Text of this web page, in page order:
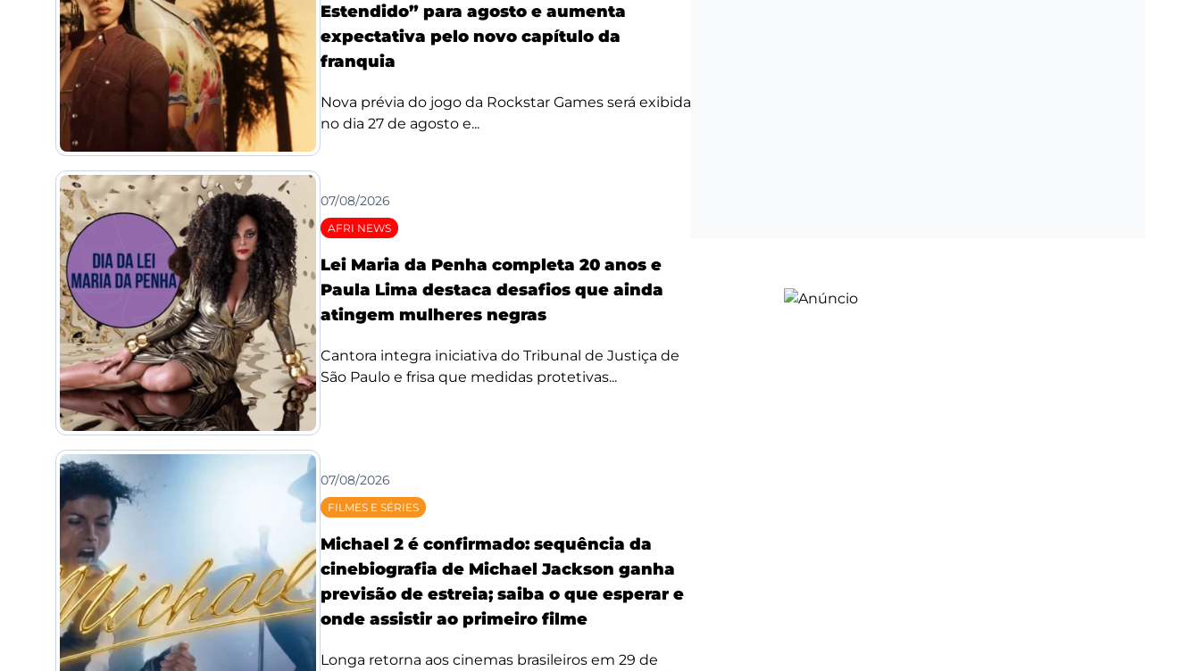
Estendido” para agosto e aumenta
expectativa pelo novo capítulo da
franquia
Nova prévia do jogo da Rockstar Games será exibida
no dia 27 de agosto e...
07/08/2026
AFRI NEWS
Lei Maria da Penha completa 20 anos e
Paula Lima destaca desafios que ainda
atingem mulheres negras
Cantora integra iniciativa do Tribunal de Justiça de
São Paulo e frisa que medidas protetivas...
07/08/2026
FILMES E SÉRIES
Michael 2 é confirmado: sequência da
cinebiografia de Michael Jackson ganha
previsão de estreia; saiba o que esperar e
onde assistir ao primeiro filme
Longa retorna aos cinemas brasileiros em 29 de